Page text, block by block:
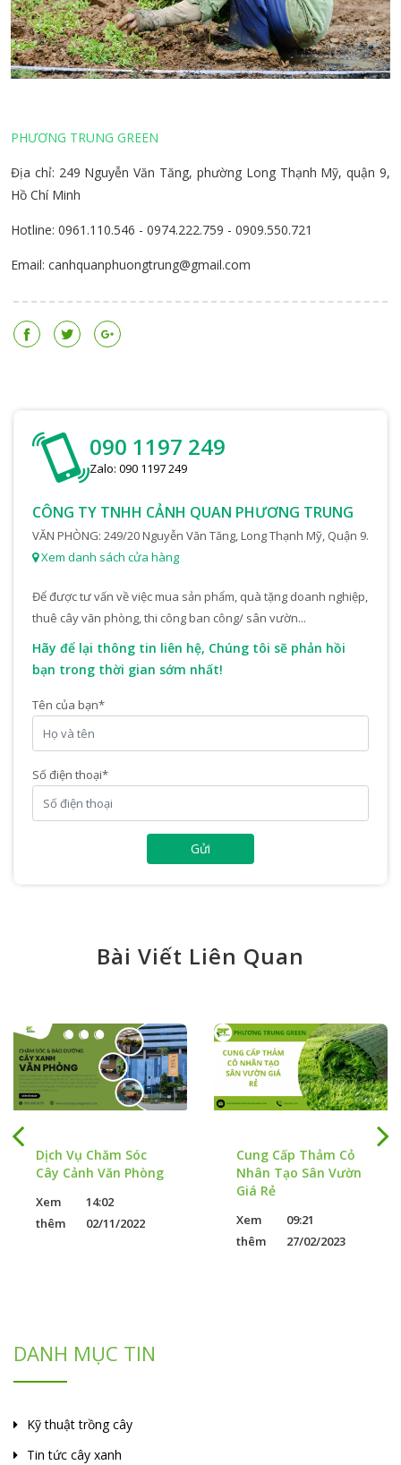
PHƯƠNG TRUNG GREEN
Địa chỉ: 249 Nguyễn Văn Tăng, phường Long Thạnh Mỹ, quận 9,
Hồ Chí Minh
Hotline: 0961.110.546 - 0974.222.759 - 0909.550.721
Email: canhquanphuongtrung@gmail.com
090 1197 249
Zalo: 090 1197 249
CÔNG TY TNHH CẢNH QUAN PHƯƠNG TRUNG
VĂN PHÒNG: 249/20 Nguyễn Văn Tăng, Long Thạnh Mỹ, Quận 9.
Xem danh sách cửa hàng
Để được tư vấn về việc mua sản phẩm, quà tặng doanh nghiệp,
thuê cây văn phòng, thi công ban công/ sân vườn...
Hãy để lại thông tin liên hệ, Chúng tôi sẽ phản hồi
bạn trong thời gian sớm nhất!
Tên của bạn*
Số điện thoại*
Gửi
Bài Viết Liên Quan
Dịch Vụ Chăm Sóc
Cây Cảnh Văn Phòng
Xem
thêm
14:02
02/11/2022
Cung Cấp Thảm Cỏ
Nhân Tạo Sân Vườn
Giá Rẻ
Xem
thêm
09:21
27/02/2023
DANH MỤC TIN
Kỹ thuật trồng cây
Tin tức cây xanh